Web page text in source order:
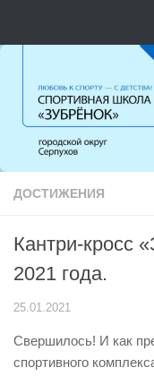
ДОСТИЖЕНИЯ
Кантри-кросс
2021 года.
25.01.2021
Свершилось! И как
спортивного